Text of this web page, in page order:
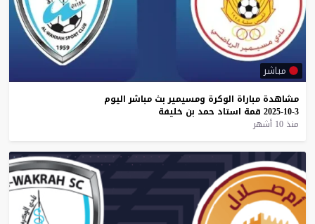
مباشر
مشاهدة مباراة الوكرة ومسيمير بث مباشر اليوم
3-10-2025
قمة استاد حمد بن خليفة
منذ 10 أشهر